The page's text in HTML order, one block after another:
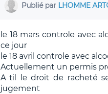
Publié par LHOMME
le 18 mars controle avec
ce jour
le 18 avril controle avec
Actuellement un permis
A til le droit de racheté
jugement